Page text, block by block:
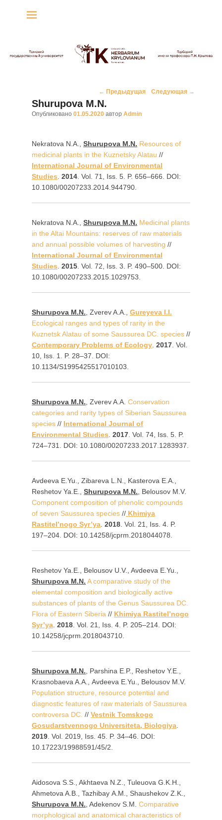
Навигация
по
записям
← Предыдущая Следующая →
Shurupova M.N.
Опубликовано 01.05.2020 автор Admin
Nekratova N.A., Shurupova M.N. Resources of
medicinal plants in the Kuznetsky Alatau //
International Journal of Environmental
Studies. 2014. Vol. 71, Iss. 5. P. 656–666. DOI:
10.1080/00207233.2014.944790.
Nekratova N.A., Shurupova M.N. Medicinal plants
in the Altai Mountains: reserves of raw materials
and annual possible volumes of harvesting //
International Journal of Environmental
Studies. 2015. Vol. 72, Iss. 3. P. 490–500. DOI:
10.1080/00207233.2015.1029753.
Shurupova M.N., Zverev A.A., Gureyeva I.I.
Ecological ranges and types of rarity in the
Kuznetsk Alatau of some Saussurea DC. species //
Contemporary Problems of Ecology. 2017. Vol.
10, Iss. 1. P. 28–37. DOI:
10.1134/S1995425517010103.
Shurupova M.N., Zverev A.A. Conservation
categories and rarity types of Siberian Saussurea
species // International Journal of
Environmental Studies. 2017. Vol. 74, Iss. 5. P.
724–731. DOI: 10.1080/00207233.2017.1283937.
Avdeeva E.Yu., Zibareva L.N., Kasterova E.A.,
Reshetov Ya.E., Shurupova M.N., Belousov M.V.
Component composition of phenolic compounds
of seven Saussurea species // Khimiya
Rastitel’nogo Syr’ya. 2018. Vol. 21, Iss. 4. P.
197–204. DOI: 10.14258/jcprm.2018044078.
Reshetov Ya.E., Belousov U.V., Avdeeva E.Yu.,
Shurupova M.N. A comparative study of the
elemental composition and biologically active
substances of plants of the Genus Saussurea DC.
Flora of Eastern Siberia // Khimiya Rastitel’nogo
Syr’ya. 2018. Vol. 21, Iss. 4. P. 205–214. DOI:
10.14258/jcprm.2018043710.
Shurupova M.N., Parshina E.P., Reshetov Y.E.,
Krasnobaeva A.А., Avdeeva E.Yu., Belousov M.V.
Population structure, resource potential and
diagnostic features of raw materials of Saussurea
controversa DC. // Vestnik Tomskogo
Gosudarstvennogo Universiteta, Biologiya.
2019. Vol. 2019, Iss. 45. P. 34–46. DOI:
10.17223/19988591/45/2.
Aidosova S.S., Akhtaeva N.Z., Tuleuova G.K.H.,
Ahmetova A.B., Tazhibay А.М., Shaushekov Z.K.,
Shurupova M.N., Adekenov S.M. Comparative
morphological and anatomical characteristics of